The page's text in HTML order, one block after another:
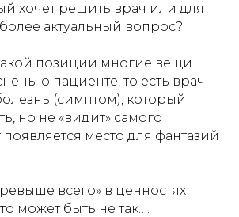
хочет решить врач или для
актуальный вопрос?
позиции многие вещи
о пациенте, то есть врач
(симптом), который
но не «видит» самого
появляется место для фантазий
всего» в ценностях
может быть не так….